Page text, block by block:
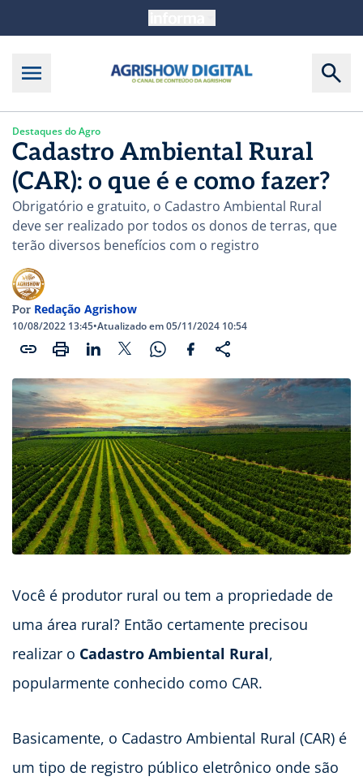
Destaques do Agro
Cadastro Ambiental Rural
(CAR): o que é e como fazer?
Obrigatório e gratuito, o Cadastro Ambiental Rural
deve ser realizado por todos os donos de terras, que
terão diversos benefícios com o registro
Por Redação Agrishow
10/08/2022 13:45•Atualizado em 05/11/2024 10:54
Você é produtor rural ou tem a propriedade de
uma área rural? Então certamente precisou
realizar o Cadastro Ambiental Rural,
popularmente conhecido como CAR.
Basicamente, o Cadastro Ambiental Rural (CAR) é
um tipo de registro público eletrônico onde são